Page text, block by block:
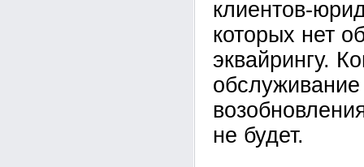
клиентов-
которых нет
эквайрингу.
обслуживание
не будет.